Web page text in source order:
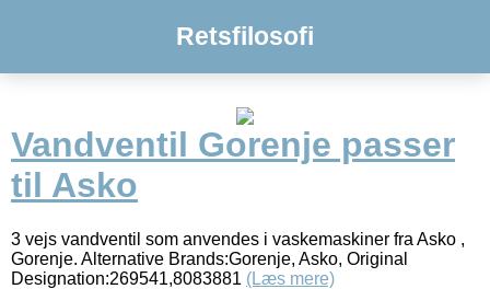
Retsfilosofi
Vandventil Gorenje passer
til Asko
3 vejs vandventil som anvendes i vaskemaskiner fra Asko ,
Gorenje. Alternative Brands:Gorenje, Asko, Original
Designation:269541,8083881 (Læs mere)